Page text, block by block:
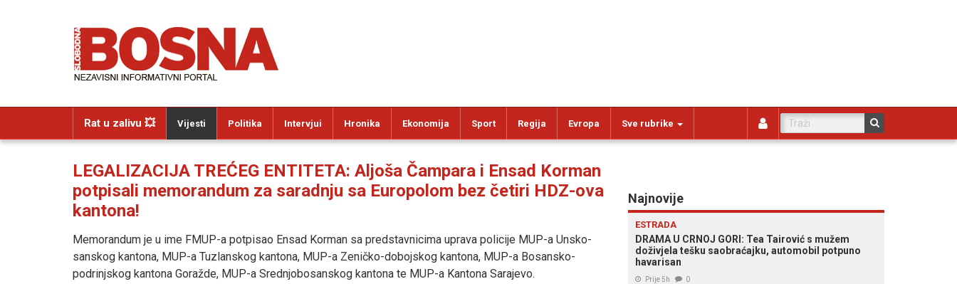
Rat u zalivu 💥 Vijesti Politika Intervjui Hronika Ekonomija Sport Regija Evropa Sve rubrike
LEGALIZACIJA TREĆEG ENTITETA: Aljoša Čampara i Ensad Korman
potpisali memorandum za saradnju sa Europolom bez četiri HDZ-ova
kantona!
Memorandum je u ime FMUP-a potpisao Ensad Korman sa predstavnicima uprava policije MUP-a Unsko-
sanskog kantona, MUP-a Tuzlanskog kantona, MUP-a Zeničko-dobojskog kantona, MUP-a Bosansko-
podrinjskog kantona Goražde, MUP-a Srednjobosanskog kantona te MUP-a Kantona Sarajevo.
Najnovije
ESTRADA
DRAMA U CRNOJ GORI: Tea Tairović s mužem
doživjela tešku saobraćajku, automobil potpuno
havarisan
Prije 5h 0